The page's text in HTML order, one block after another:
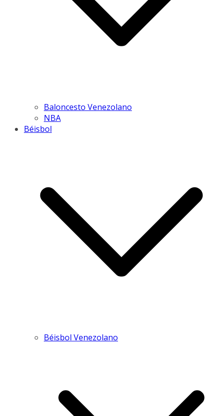
Baloncesto Venezolano
NBA
Béisbol
Béisbol Venezolano